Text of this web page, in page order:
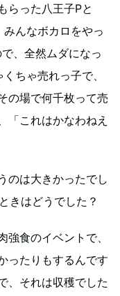
らった八王子Pと
んなボカロをやっ
、全然ムダになっ
ちゃ売れっ子で、
の場で何千枚って売
「これはかなわねえ
のは大きかったでし
きはどうでした？
強食のイベントで、
ったりもするんです
、それは収穫でした